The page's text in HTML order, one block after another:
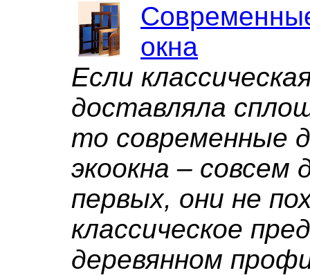
окна
Если
доставляла
то современные
экоокна – совсем
первых, они не
классическое
деревянном